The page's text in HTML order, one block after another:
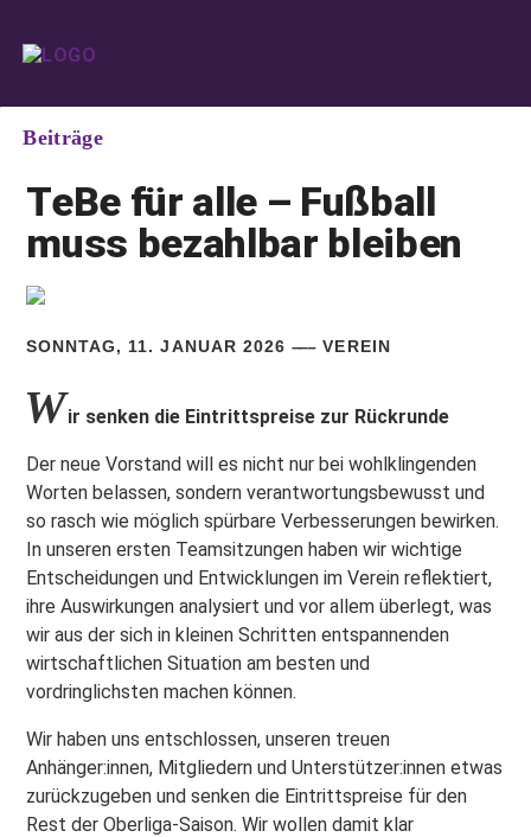
Beiträge
TeBe für alle – Fußball
muss bezahlbar bleiben
SONNTAG, 11. JANUAR 2026 VEREIN
Wir senken die Eintrittspreise zur Rückrunde
Der neue Vorstand will es nicht nur bei wohlklingenden
Worten belassen, sondern verantwortungsbewusst und
so rasch wie möglich spürbare Verbesserungen bewirken.
In unseren ersten Teamsitzungen haben wir wichtige
Entscheidungen und Entwicklungen im Verein reflektiert,
ihre Auswirkungen analysiert und vor allem überlegt, was
wir aus der sich in kleinen Schritten entspannenden
wirtschaftlichen Situation am besten und
vordringlichsten machen können.
Wir haben uns entschlossen, unseren treuen
Anhänger:innen, Mitgliedern und Unterstützer:innen etwas
zurückzugeben und senken die Eintrittspreise für den
Rest der Oberliga-Saison. Wir wollen damit klar